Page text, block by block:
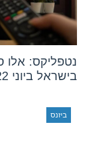
נטפליקס: אלו
בישראל ביוני 2022?
ביזנס